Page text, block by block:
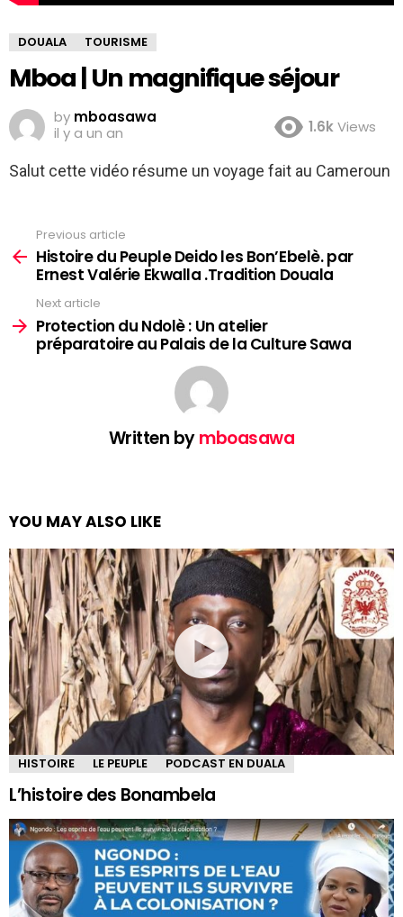
DOUALA TOURISME
Mboa | Un magnifique séjour
by mboasawa
il y a un an
1.6kViews
Salut cette vidéo résume un voyage fait au Cameroun
more
Previous article
Histoire du Peuple Deido les Bon’Ebelè. par
Ernest Valérie Ekwalla .Tradition Douala
Next article
Protection du Ndolè : Un atelier
préparatoire au Palais de la Culture Sawa
Written bymboasawa
YOU MAY ALSO LIKE
HISTOIRE LE PEUPLE PODCAST EN DUALA
L’histoire des Bonambela